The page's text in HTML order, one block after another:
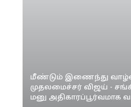
மீண்டும் இணைந்து